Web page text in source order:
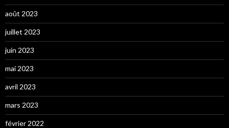
août 2023
juillet 2023
juin 2023
mai 2023
avril 2023
mars 2023
février 2022